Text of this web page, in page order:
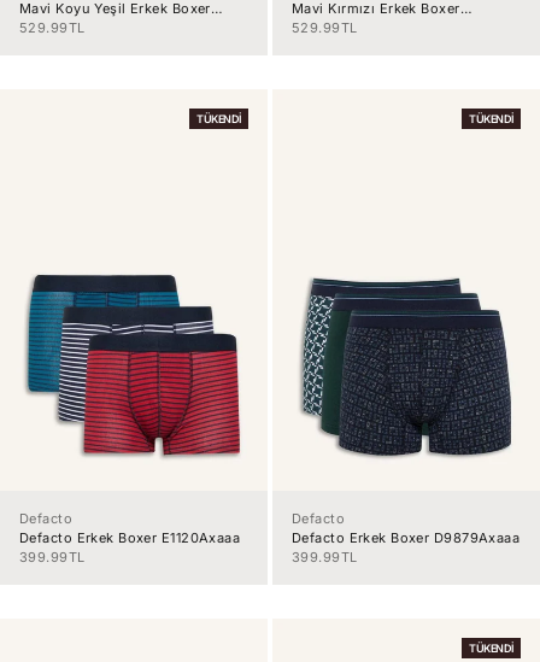
Mavi Koyu Yeşil Erkek Boxer
M0911251-7
İndirimli fiyat
529.99TL
Mavi Kırmızı Erkek Boxer
M0911251-3
İndirimli fiyat
529.99TL
TÜKENDI
Defacto
Defacto Erkek Boxer E1120Axaaa
İndirimli fiyat
399.99TL
TÜKENDI
Defacto
Defacto Erkek Boxer D9879Axaaa
İndirimli fiyat
399.99TL
TÜKENDI